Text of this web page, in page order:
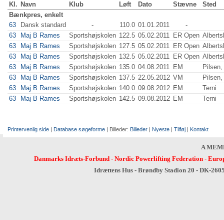
Kl. Navn Klub Løft Dato Stævne
Sted
Bænkpres, enkelt
63
Dansk standard - 110.0 01.01.2011
-
63
Maj B Rames Sportshøjskolen 122.5 05.02.2011 ER Open
63
Maj B Rames Sportshøjskolen 127.5 05.02.2011 ER Open
63
Maj B Rames Sportshøjskolen 132.5 05.02.2011 ER Open
63
Maj B Rames Sportshøjskolen 135.0 04.08.2011 EM
63
Maj B Rames Sportshøjskolen 137.5 22.05.2012 VM
63
Maj B Rames Sportshøjskolen 140.0 09.08.2012 EM
Terni
63
Maj B Rames Sportshøjskolen 142.5 09.08.2012 EM Terni
Printervenlig side | Database søgeforme | Billeder: Billeder | Nyeste | Tilføj | Kontakt
A
Danmarks Idræts-Forbund- Nordic Powerlifting Federation-
Idrættens Hus - Brøndby Stadion 20 - DK-